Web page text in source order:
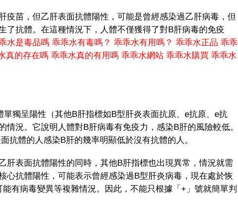
苗，但乙肝表面抗體陽性，可能是曾經感染過乙肝病毒，但
了抗體。在這種情況下，人體不僅獲得了對B肝病毒的免疫
水是毒品嗎 乖乖水有毒嗎？ 乖乖水有用嗎？ 乖乖水正品 乖乖
真的存在嗎 乖乖水真的有用嗎 乖乖水網站 乖乖水購買 乖乖水
呈陽性（其他B肝指標如B型肝炎表面抗原、e抗原、e抗
況。它說明人體對B肝病毒有免疫力，感染B肝的風險較低。
抗體的人感染B肝的幾率明顯低於沒有抗體的人。
表面抗體陽性的同時，其他B肝指標也出現異常，情況就需
心抗體陽性，可能表示曾經感染過B型肝炎病毒，現在處於恢
有病毒變異等複雜情況。因此，不能只根據「+」號就簡單判